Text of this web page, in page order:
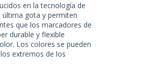
en la tecnología de
última gota y permiten
que los marcadores de
durable y flexible
Los colores se pueden
extremos de los